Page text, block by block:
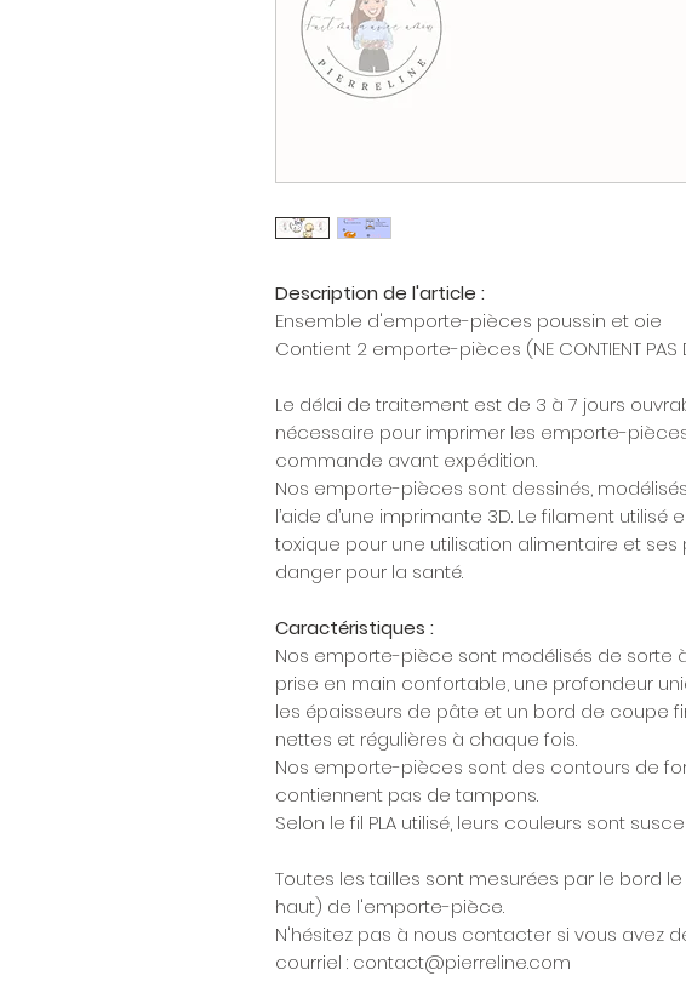
Description de l'article :
Ensemble d'emporte-pièces poussin et oie
Contient 2 emporte-pièces (NE CONTIENT PAS
Le délai de traitement est de 3 à 7 jours
nécessaire pour imprimer les emporte-
commande avant expédition.
Nos emporte-pièces sont dessinés,
l’aide d’une imprimante 3D. Le filament utilisé
toxique pour une utilisation alimentaire et
danger pour la santé.
Caractéristiques :
Nos emporte-pièce sont modélisés de sorte
prise en main confortable, une profondeur
les épaisseurs de pâte et un bord de coupe
nettes et régulières à chaque fois.
Nos emporte-pièces sont des contours de
contiennent pas de tampons.
Selon le fil PLA utilisé, leurs couleurs sont
Toutes les tailles sont mesurées par le bord
haut) de l'emporte-pièce.
N'hésitez pas à nous contacter si vous avez
courriel : contact@pierreline.com